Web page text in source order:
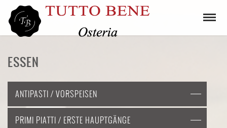
ESSEN
ANTIPASTI / VORSPEISEN
PRIMI PIATTI / ERSTE HAUPTGÄNGE